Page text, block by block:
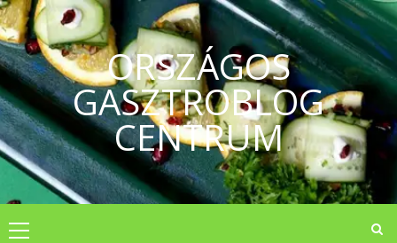
Skip
to
content
ORSZÁGOS
GASZTROBLOG
CENTRUM
Primary